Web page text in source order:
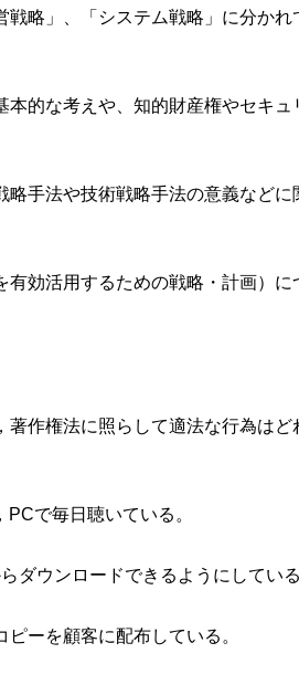
略」、「システム戦略」に分かれ
本的な考えや、知的財産権やセキュ
略手法や技術戦略手法の意義などに
有効活用するための戦略・計画）に
作権法に照らして適法な行為はど
で毎日聴いている。
ダウンロードできるようにしてい
ーを顧客に配布している。